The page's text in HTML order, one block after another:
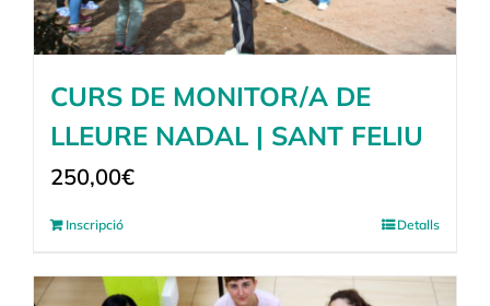
CURS DE MONITOR/A DE
LLEURE NADAL | SANT FELIU
250,00€
Inscripció Detalls